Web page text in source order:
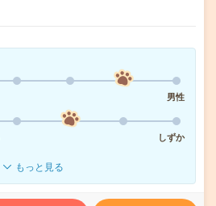
男性
しずか
もっと見る